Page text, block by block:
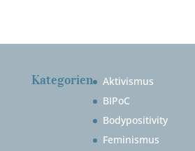
Kategorien
Aktivismus
BIPoC
Bodypositivity
Feminismus